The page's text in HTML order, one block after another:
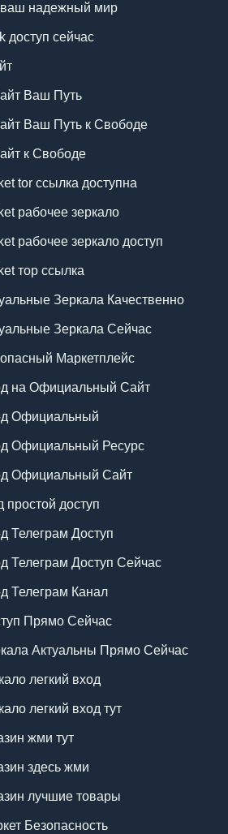
ваш надежный мир
доступ сейчас
Ваш Путь
Ваш Путь к Свободе
к Свободе
tor ссылка доступна
рабочее зеркало
рабочее зеркало доступ
тор ссылка
Зеркала Качественно
Зеркала Сейчас
Маркетплейс
на Официальный Сайт
Официальный
Официальный Ресурс
Официальный Сайт
простой доступ
Телеграм Доступ
Телеграм Доступ Сейчас
Телеграм Канал
Прямо Сейчас
Актуальны Прямо Сейчас
легкий вход
легкий вход тут
жми тут
здесь жми
лучшие товары
Безопасность